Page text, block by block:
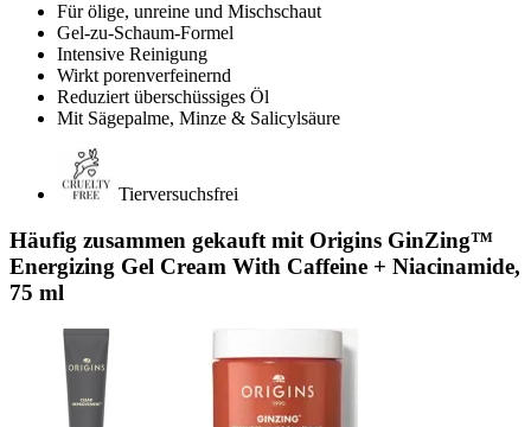
Für ölige, unreine und Mischschaut
Gel-zu-Schaum-Formel
Intensive Reinigung
Wirkt porenverfeinernd
Reduziert überschüssiges Öl
Mit Sägepalme, Minze & Salicylsäure
Tierversuchsfrei
Häufig zusammen gekauft mit Origins GinZing™
Energizing Gel Cream With Caffeine + Niacinamide,
75 ml